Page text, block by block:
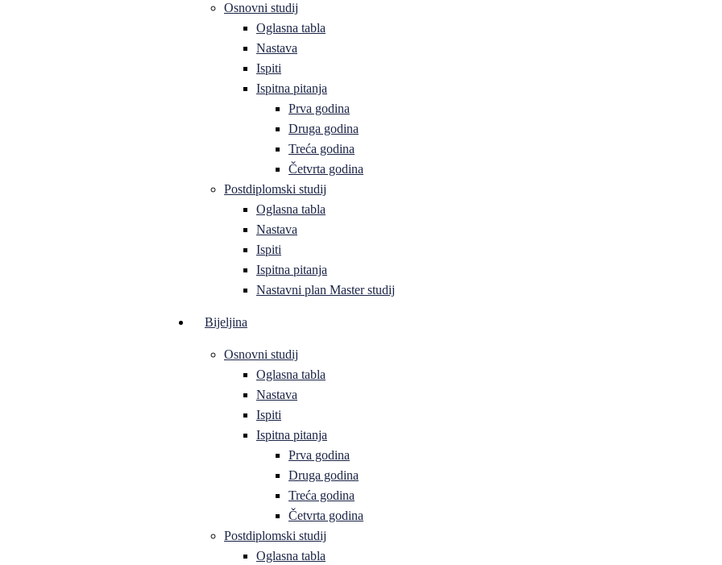
Osnovni studij
Oglasna tabla
Nastava
Ispiti
Ispitna pitanja
Prva godina
Druga godina
Treća godina
Četvrta godina
Postdiplomski studij
Oglasna tabla
Nastava
Ispiti
Ispitna pitanja
Nastavni plan Master studij
Bijeljina
Osnovni studij
Oglasna tabla
Nastava
Ispiti
Ispitna pitanja
Prva godina
Druga godina
Treća godina
Četvrta godina
Postdiplomski studij
Oglasna tabla